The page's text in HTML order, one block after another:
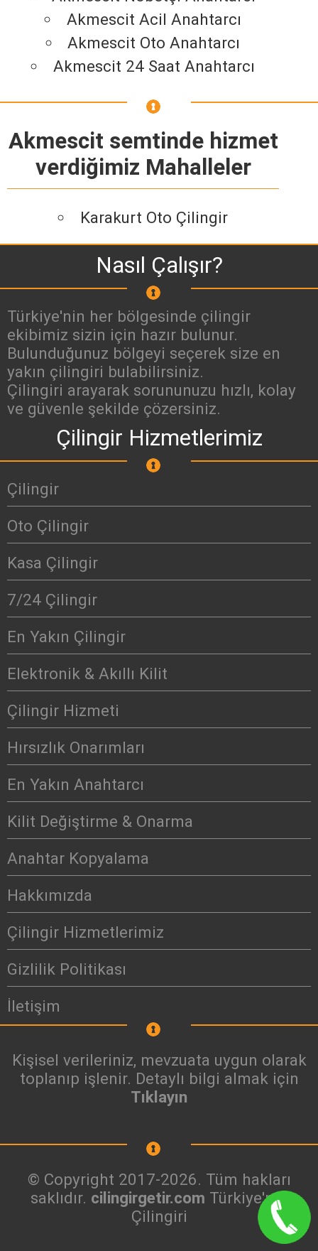
Akmescit Acil Anahtarcı
Akmescit Oto Anahtarcı
Akmescit 24 Saat Anahtarcı
Akmescit semtinde hizmet
verdiğimiz Mahalleler
Karakurt Oto Çilingir
Nasıl Çalışır?
Türkiye'nin her bölgesinde çilingir
ekibimiz sizin için hazır bulunur.
Bulunduğunuz bölgeyi seçerek size en
yakın çilingiri bulabilirsiniz.
Çilingiri arayarak sorununuzu hızlı, kolay
ve güvenle şekilde çözersiniz.
Çilingir Hizmetlerimiz
Çilingir
Oto Çilingir
Kasa Çilingir
7/24 Çilingir
En Yakın Çilingir
Elektronik & Akıllı Kilit
Çilingir Hizmeti
Hırsızlık Onarımları
En Yakın Anahtarcı
Kilit Değiştirme & Onarma
Anahtar Kopyalama
Hakkımızda
Çilingir Hizmetlerimiz
Gizlilik Politikası
İletişim
Kişisel verileriniz, mevzuata uygun olarak
toplanıp işlenir. Detaylı bilgi almak için
Tıklayın
© Copyright 2017-2026. Tüm hakları
saklıdır. cilingirgetir.com Türkiye'nin
Çilingiri